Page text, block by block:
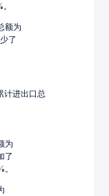
额为
了
计进出口总
为
了